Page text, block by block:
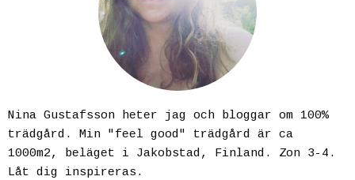
Nina Gustafsson heter jag och bloggar om 100%
trädgård. Min "feel good" trädgård är ca
1000m2, beläget i Jakobstad, Finland. Zon 3-4.
Låt dig inspireras.